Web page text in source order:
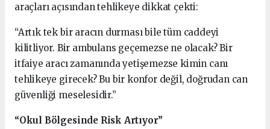
araçları açısından tehlikeye dikkat çekti:
“Artık tek bir aracın durması bile tüm caddeyi
kilitliyor. Bir ambulans geçemezse ne olacak? Bir
itfaiye aracı zamanında yetişemezse kimin canı
tehlikeye girecek? Bu bir konfor değil, doğrudan can
güvenliği meselesidir.”
“Okul Bölgesinde Risk Artıyor”